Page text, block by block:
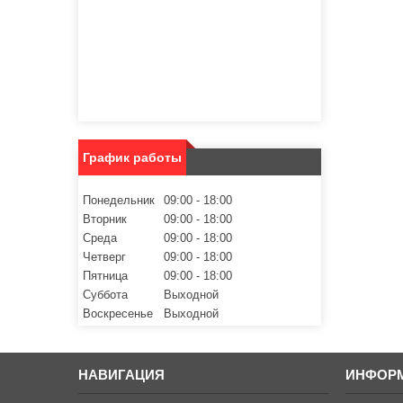
График работы
Понедельник 09:00
18:00
Вторник
09:00
18:00
Среда
09:00
18:00
Четверг
09:00
18:00
Пятница
09:00
18:00
Суббота
Выходной
Воскресенье
Выходной
НАВИГАЦИЯ